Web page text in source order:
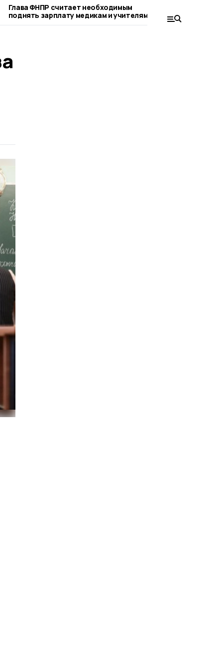
Глава ФНПР считает необходимым
поднять зарплату медикам и учителям
ЖКУ через
года